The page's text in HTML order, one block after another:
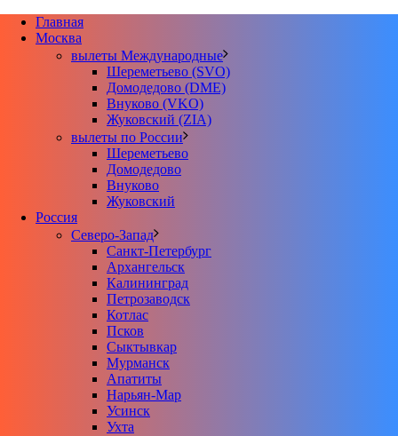
Главная
Москва
вылеты Международные
Шереметьево (SVO)
Домодедово (DME)
Внуково (VKO)
Жуковский (ZIA)
вылеты по России
Шереметьево
Домодедово
Внуково
Жуковский
Россия
Северо-Запад
Санкт-Петербург
Архангельск
Калининград
Петрозаводск
Котлас
Псков
Сыктывкар
Мурманск
Апатиты
Нарьян-Мар
Усинск
Ухта